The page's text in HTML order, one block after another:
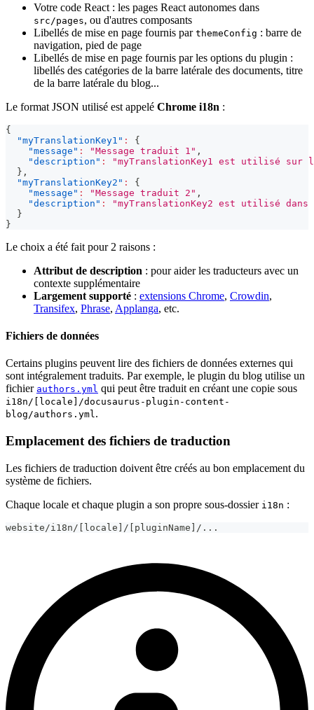
Votre code React : les pages React autonomes dans
src/pages, ou d'autres composants
Libellés de mise en page fournis par themeConfig : barre de
navigation, pied de page
Libellés de mise en page fournis par les options du plugin :
libellés des catégories de la barre latérale des documents, titre
de la barre latérale du blog...
Le format JSON utilisé est appelé Chrome i18n :
{
"myTranslationKey1" :
{
"message" : "Message traduit 1" ,
"description" :
"myTranslationKey1 est utilisé sur
} ,
"myTranslationKey2" :
{
"message" : "Message traduit 2" ,
"description" :
"myTranslationKey2 est utilisé dans
}
}
Le choix a été fait pour 2 raisons :
Attribut de description : pour aider les traducteurs avec un
contexte supplémentaire
Largement supporté : extensions Chrome, Crowdin,
Transifex, Phrase, Applanga, etc.
Fichiers de données
Certains plugins peuvent lire des fichiers de données externes qui
sont intégralement traduits. Par exemple, le plugin du blog utilise un
fichier authors.yml qui peut être traduit en créant une copie sous
i18n/[locale]/docusaurus-plugin-content-
blog/authors.yml.
Emplacement des fichiers de traduction
Les fichiers de traduction doivent être créés au bon emplacement du
système de fichiers.
Chaque locale et chaque plugin a son propre sous-dossier i18n :
website/i18n/[locale]/[pluginName]/...